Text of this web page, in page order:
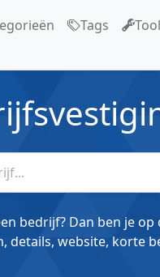
Tags
bedrijf? Dan ben je
details, website, korte